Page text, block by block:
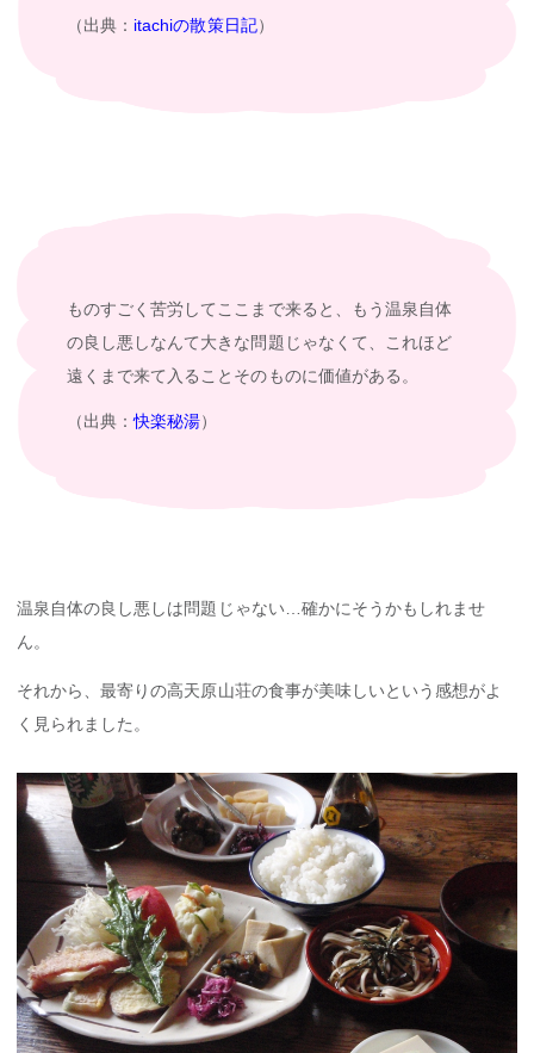
（出典： itachiの散策日記）
ものすごく苦労してここまで来ると、もう温泉自体
の良し悪しなんて大きな問題じゃなくて、これほど
遠くまで来て入ることそのものに価値がある。
（出典：快楽秘湯）
温泉自体の良し悪しは問題じゃない…確かにそうかもしれませ
ん。
それから、最寄りの高天原山荘の食事が美味しいという感想がよ
く見られました。